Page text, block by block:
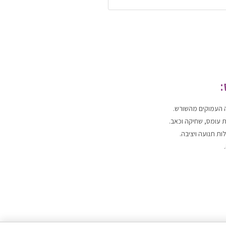
העמוקים מהשורש.
עומס, שחיקה וכאב.
תנועה ויציבה.